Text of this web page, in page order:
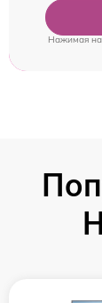
Нажимая на